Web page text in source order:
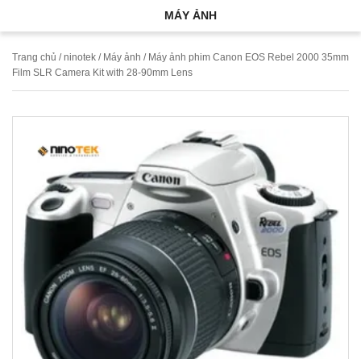
MÁY ẢNH
Trang chủ /ninotek / Máy ảnh / Máy ảnh phim Canon EOS Rebel 2000 35mm
Film SLR Camera Kit with 28-90mm Lens